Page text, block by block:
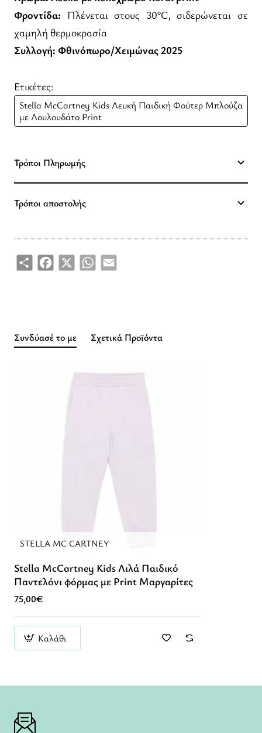
Φροντίδα: Πλένεται στους 30°C, σιδερώνεται σε
χαμηλή θερμοκρασία
Συλλογή: Φθινόπωρο/Χειμώνας 2025
Ετικέτες:
Stella McCartney Kids Λευκή Παιδική Φούτερ Μπλούζα
με Λουλουδάτο Print
Τρόποι Πληρωμής
Τρόποι αποστολής
ShareFacebook
X WhatsApp
Email
Συνδύασέ το με Σχετικά Προϊόντα
STELLA MC CARTNEY
Stella McCartney Kids Λιλά Παιδικό
Παντελόνι φόρμας με Print Μαργαρίτες
75,00€
Καλάθι